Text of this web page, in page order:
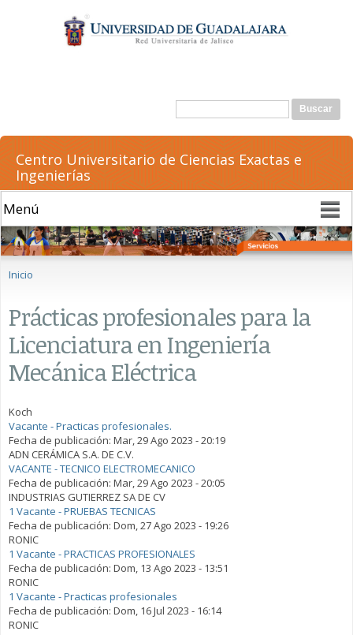
contenido
principal
Formulario de búsqueda
Buscar
Centro Universitario de Ciencias Exactas e
Ingenierías
Inicio
Prácticas profesionales para la
Licenciatura en Ingeniería
Mecánica Eléctrica
Koch
Vacante - Practicas profesionales.
Fecha de publicación: Mar, 29 Ago 2023 - 20:19
ADN CERÁMICA S.A. DE C.V.
VACANTE - TECNICO ELECTROMECANICO
Fecha de publicación: Mar, 29 Ago 2023 - 20:05
INDUSTRIAS GUTIERREZ SA DE CV
1 Vacante - PRUEBAS TECNICAS
Fecha de publicación: Dom, 27 Ago 2023 - 19:26
RONIC
1 Vacante - PRACTICAS PROFESIONALES
Fecha de publicación: Dom, 13 Ago 2023 - 13:51
RONIC
1 Vacante - Practicas profesionales
Fecha de publicación: Dom, 16 Jul 2023 - 16:14
RONIC